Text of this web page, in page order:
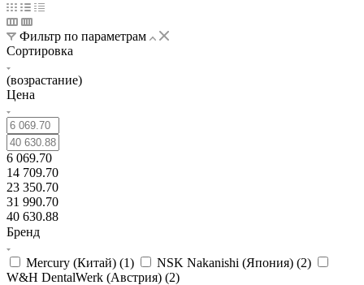
Фильтр по параметрам
Сортировка
(возрастание)
Цена
6 069.70
14 709.70
23 350.70
31 990.70
40 630.88
Бренд
Mercury (Китай) (1) NSK Nakanishi (Япония) (2)
W&H DentalWerk (Австрия) (2)